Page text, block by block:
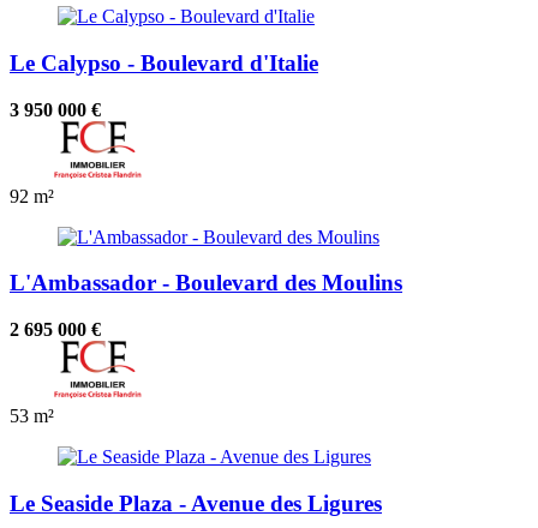
Le Calypso - Boulevard d'Italie
3 950 000 €
92 m²
L'Ambassador - Boulevard des Moulins
2 695 000 €
53 m²
Le Seaside Plaza - Avenue des Ligures